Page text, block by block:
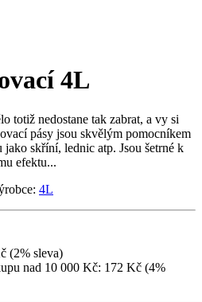
4L
totiž nedostane tak zabrat, a vy si
pásy jsou skvělým pomocníkem
skříní, lednic atp. Jsou šetrné k
efektu...
4L
(2% sleva)
nad 10 000 Kč: 172 Kč (4%